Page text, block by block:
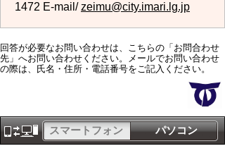
1472 E-mail/zeimu@city.imari.lg.jp
回答が必要なお問い合わせは、こちらの「お問合わせ
先」へお問い合わせください。メールでお問い合わせ
の際は、氏名・住所・電話番号をご記入ください。
パソコン
スマートフォン